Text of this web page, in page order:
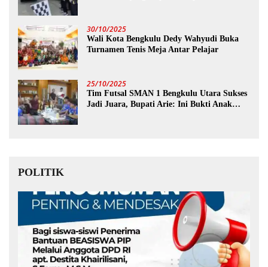
30/10/2025
Wali Kota Bengkulu Dedy Wahyudi Buka
Turnamen Tenis Meja Antar Pelajar
25/10/2025
Tim Futsal SMAN 1 Bengkulu Utara Sukses
Jadi Juara, Bupati Arie: Ini Bukti Anak
POLITIK